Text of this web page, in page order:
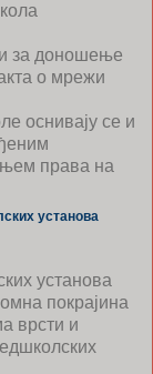
за доношење
о мрежи
оснивају се и
права на
установа
установа
покрајина
врсти и